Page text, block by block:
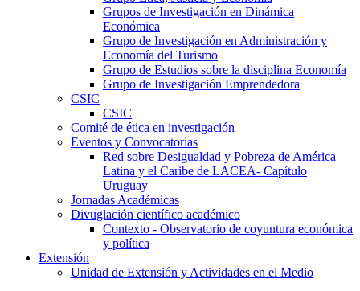
Grupos de Investigación en Dinámica
Económica
Grupo de Investigación en Administración y
Economía del Turismo
Grupo de Estudios sobre la disciplina Economía
Grupo de Investigación Emprendedora
CSIC
CSIC
Comité de ética en investigación
Eventos y Convocatorias
Red sobre Desigualdad y Pobreza de América
Latina y el Caribe de LACEA- Capítulo
Uruguay
Jornadas Académicas
Divuglación científico académico
Contexto - Observatorio de coyuntura económica
y política
Extensión
Unidad de Extensión y Actividades en el Medio